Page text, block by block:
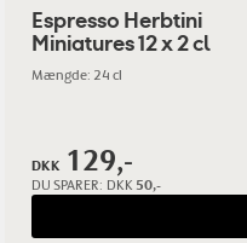
Espresso Herbtini
Miniatures 12 x 2 cl
Mængde: 24 cl
DKK 129,-
DU SPARER: DKK 50,-